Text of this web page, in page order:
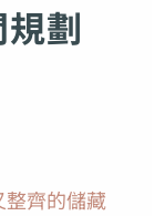
劃
齊的儲藏